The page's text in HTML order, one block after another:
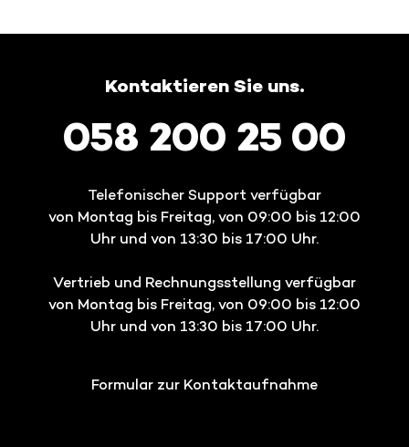
Kontaktieren Sie uns.
058 200 25 00
Telefonischer Support verfügbar
von Montag bis Freitag, von 09:00 bis 12:00
Uhr und von 13:30 bis 17:00 Uhr.
Vertrieb und Rechnungsstellung verfügbar
von Montag bis Freitag, von 09:00 bis 12:00
Uhr und von 13:30 bis 17:00 Uhr.
Formular zur Kontaktaufnahme